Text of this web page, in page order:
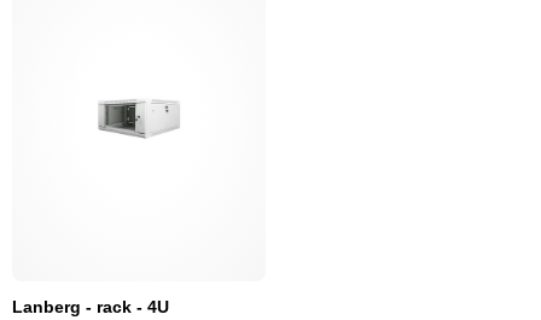
Lanberg - rack - 4U